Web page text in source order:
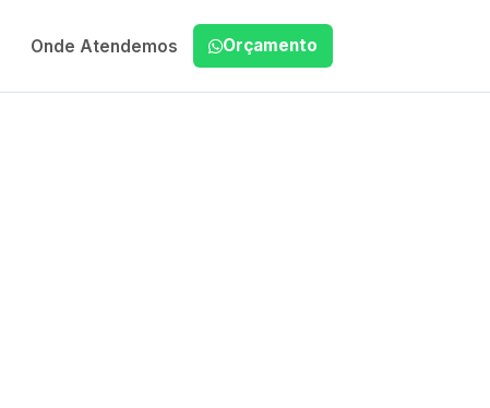
Onde Atendemos Orçamento